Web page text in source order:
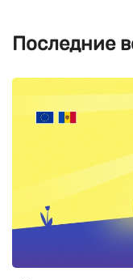
Последние